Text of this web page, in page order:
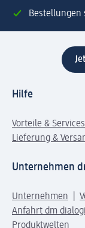
Bestellungen
Hilfe
Vorteile & Services
Lieferung &
Unternehmen
Unternehmen
Anfahrt dm
Produktwelten